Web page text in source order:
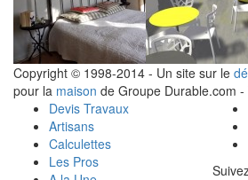
Copyright © 1998-2014 - Un site sur le
pour la maison de Groupe Durable.com
Devis Travaux
Artisans
Calculettes
Les Pros